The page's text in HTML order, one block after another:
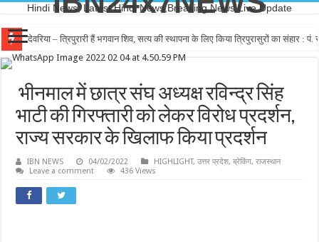
Hindi News, Latest Hindi News,Breaking News,Live Update
देवरिया – त्रिपुरारी हैं भगवान शिव, सत्य की स्थापना के लिए किया त्रिपुरासुरों का संहार : पं.
भीनमाल में छात्र संघ अध्यक्ष रविन्द्र सिंह
भाटी की गिरफ्तारी को लेकर विरोध प्रदर्शन,
राज्य सरकार के खिलाफ किया प्रदर्शन
IBN NEWS 04/02/2022 HIGHLIGHT,उत्तर प्रदेश,ब्रेकिंग,राजस्थान
Leave a comment
436 Views